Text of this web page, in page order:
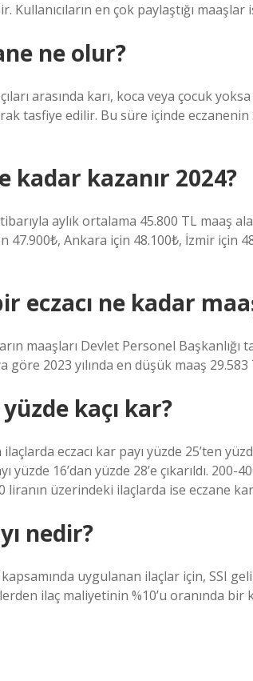
Kullanıcıların en çok paylaştığı maaşlar
ne olur?
arasında karı, koca veya çocuk
tasfiye edilir. Bu süre içinde
kadar kazanır 2024?
aylık ortalama 45.800 TL maaş
47.900₺, Ankara için 48.100₺, İzmir için
eczacı ne kadar
maaşları Devlet Personel
2023 yılında en düşük maaş 29.583
kaçı kar?
eczacı kar payı yüzde 25’ten
yüzde 16’dan yüzde 28’e çıkarıldı.
liranın üzerindeki ilaçlarda ise eczane
nedir?
uygulanan ilaçlar için, SSI
ilaç maliyetinin %10’u oranında bir